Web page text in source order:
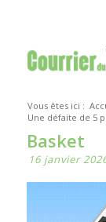
Vous êtes ici :
Une défaite de 5
Basket
16 janvier